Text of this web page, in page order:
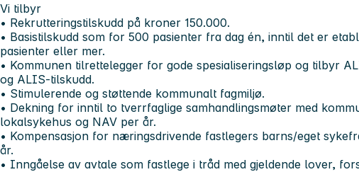
Vi tilbyr
• Rekrutteringstilskudd på kroner 150.000.
• Basistilskudd som for 500 pasienter fra dag én, inntil det er
pasienter eller mer.
• Kommunen tilrettelegger for gode spesialiseringsløp og tilbyr
og ALIS-tilskudd.
• Stimulerende og støttende kommunalt fagmiljø.
• Dekning for inntil to tverrfaglige samhandlingsmøter med
lokalsykehus og NAV per år.
• Kompensasjon for næringsdrivende fastlegers barns/eget
år.
• Inngåelse av avtale som fastlege i tråd med gjeldende lover,